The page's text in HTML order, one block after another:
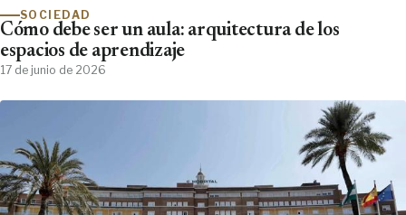
SOCIEDAD
Cómo debe ser un aula: arquitectura de los
espacios de aprendizaje
17 de junio de 2026